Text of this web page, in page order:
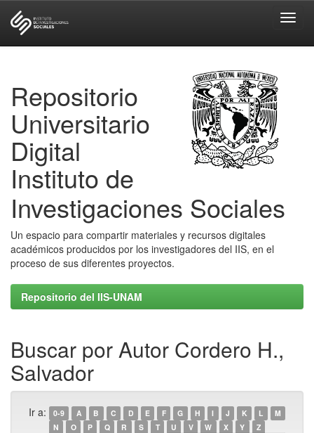
Repositorio
Universitario
Digital
Instituto de
Investigaciones Sociales
Un espacio para compartir materiales y recursos digitales
académicos producidos por los investigadores del IIS, en el
proceso de sus diferentes proyectos.
Repositorio del IIS-UNAM
Buscar por Autor Cordero H.,
Salvador
Ir a: 0-9 A B C D E F G H I J K L
M
N
O P Q R S T U V W X Y Z